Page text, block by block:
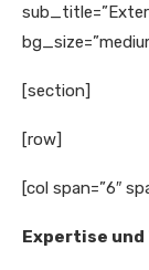
[section]
[row]
[col span=”6″
Expertise